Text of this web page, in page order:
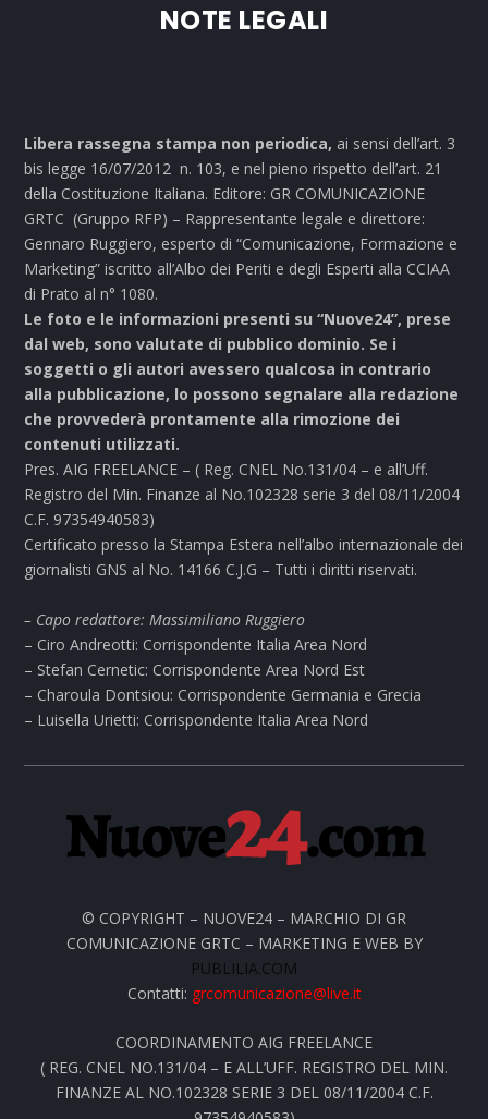
NOTE LEGALI
Libera rassegna stampa non periodica, ai sensi dell’art. 3
bis legge 16/07/2012 n. 103, e nel pieno rispetto dell’art. 21
della Costituzione Italiana. Editore: GR COMUNICAZIONE
GRTC (Gruppo RFP) – Rappresentante legale e direttore:
Gennaro Ruggiero, esperto di “Comunicazione, Formazione e
Marketing” iscritto all’Albo dei Periti e degli Esperti alla CCIAA
di Prato al n° 1080.
Le foto e le informazioni presenti su “Nuove24”, prese
dal web, sono valutate di pubblico dominio. Se i
soggetti o gli autori avessero qualcosa in contrario
alla pubblicazione, lo possono segnalare alla redazione
che provvederà prontamente alla rimozione dei
contenuti utilizzati.
Pres. AIG FREELANCE – ( Reg. CNEL No.131/04 – e all’Uff.
Registro del Min. Finanze al No.102328 serie 3 del 08/11/2004
C.F. 97354940583)
Certificato presso la Stampa Estera nell’albo internazionale dei
giornalisti GNS al No. 14166 C.J.G – Tutti i diritti riservati.
– Capo redattore: Massimiliano Ruggiero
– Ciro Andreotti: Corrispondente Italia Area Nord
– Stefan Cernetic: Corrispondente Area Nord Est
– Charoula Dontsiou: Corrispondente Germania e Grecia
– Luisella Urietti: Corrispondente Italia Area Nord
© COPYRIGHT – NUOVE24 – MARCHIO DI GR
COMUNICAZIONE GRTC – MARKETING E WEB BY
PUBLILIA.COM
Contatti: grcomunicazione@live.it
COORDINAMENTO AIG FREELANCE
( REG. CNEL NO.131/04 – E ALL’UFF. REGISTRO DEL MIN.
FINANZE AL NO.102328 SERIE 3 DEL 08/11/2004 C.F.